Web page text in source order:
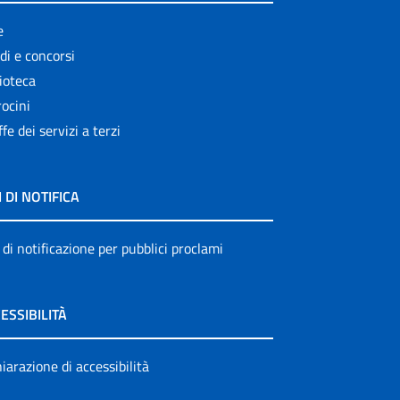
e concorsi
dei servizi a terzi
DI NOTIFICA
notificazione per pubblici proclami
di accessibilità